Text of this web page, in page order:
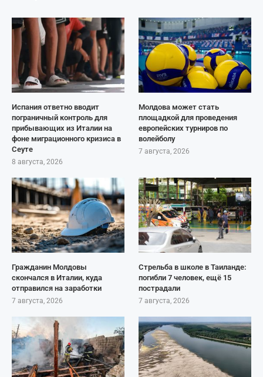
Испания ответно вводит
пограничный контроль для
прибывающих из Италии на
фоне миграционного кризиса в
Сеуте
8 августа, 2026
Молдова может стать
площадкой для проведения
европейских турниров по
волейболу
7 августа, 2026
Гражданин Молдовы
скончался в Италии, куда
отправился на заработки
7 августа, 2026
Стрельба в школе в Таиланде:
погибли 7 человек, ещё 15
пострадали
7 августа, 2026